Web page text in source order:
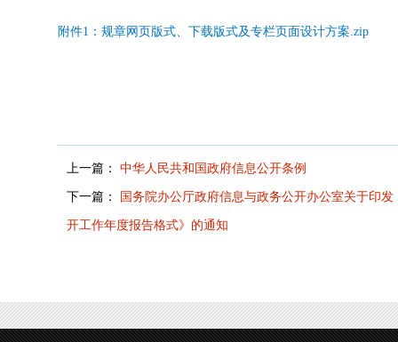
附件1：规章网页版式、下载版式及专栏页面设计方案.zip
上一篇： 中华人民共和国政府信息公开条例
下一篇： 国务院办公厅政府信息与政务公开办公室关于印
开工作年度报告格式》的通知